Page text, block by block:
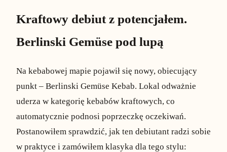
Kraftowy debiut z potencjałem.
Berlinski Gemüse pod lupą
Na kebabowej mapie pojawił się nowy, obiecujący
punkt – Berlinski Gemüse Kebab. Lokal odważnie
uderza w kategorię kebabów kraftowych, co
automatycznie podnosi poprzeczkę oczekiwań.
Postanowiłem sprawdzić, jak ten debiutant radzi sobie
w praktyce i zamówiłem klasyka dla tego stylu: